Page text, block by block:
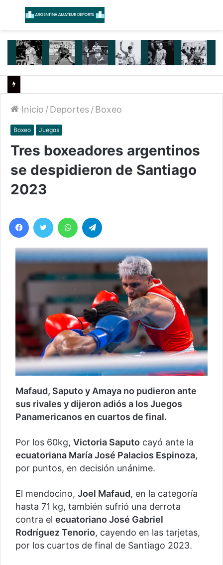
Menú
Inicio /Deportes/Boxeo
Boxeo Juegos
Tres boxeadores argentinos
se despidieron de Santiago
2023
Facebook
Twitter WhatsApp
Mafaud, Saputo y Amaya no pudieron ante
sus rivales y dijeron adiós a los Juegos
Panamericanos en cuartos de final.
Por los 60kg, Victoria Saputo cayó ante la
ecuatoriana María José Palacios Espinoza,
por puntos, en decisión unánime.
El mendocino, Joel Mafaud, en la categoría
hasta 71 kg, también sufrió una derrota
contra el ecuatoriano José Gabriel
Rodríguez Tenorio, cayendo en las tarjetas,
por los cuartos de final de Santiago 2023.